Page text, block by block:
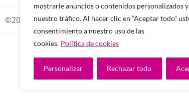
mostrarle anuncios o contenidos personalizados
nuestro tráfico. Al hacer clic en “Aceptar todo”
consentimiento a nuestro uso de las
cookies. Política de cookies
Personalizar Rechazar todo
©2026 -Todos los derechos reservados.